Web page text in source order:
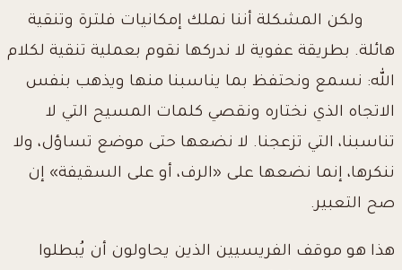
ولكن المشكلة أننا نملك إمكانيات فلترة وتنقية
هائلة. بطريقة عفوية لا ندركها نقوم بعملية تنقية لكلام
الله: نسمع ونحتفظ بما يناسبنا منها ويذهب بنفس
الاتجاه الذي نختاره ونقصي كلمات المسيح التي لا
تناسبنا، التي تزعجنا. لا نضعها حتى موضع تساؤل، ولا
ننكرها، إنما نضعها على «الرف، أو على السقيفة» إن
صح التعبير.
هذا هو موقف الفريسيين الذين يحاولون أن يُبطلوا